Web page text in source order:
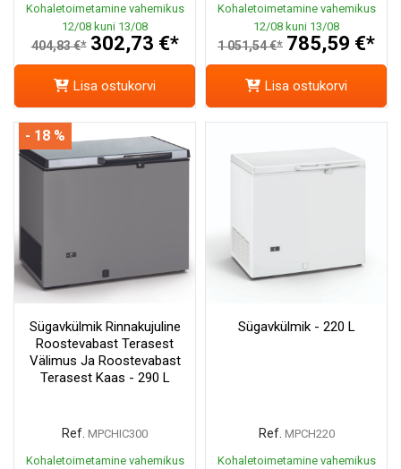
Kohaletoimetamine vahemikus
12/08 kuni 13/08
404,83 €* 302,73 €*
Lisa ostukorvi
Kohaletoimetamine vahemikus
12/08 kuni 13/08
1 051,54 €* 785,59 €*
Lisa ostukorvi
Sügavkülmik Rinnakujuline
Roostevabast Terasest
Välimus Ja Roostevabast
Terasest Kaas - 290 L
Ref. MPCHIC300
Kohaletoimetamine vahemikus
- 18 %
Sügavkülmik - 220 L
Ref. MPCH220
Kohaletoimetamine vahemikus